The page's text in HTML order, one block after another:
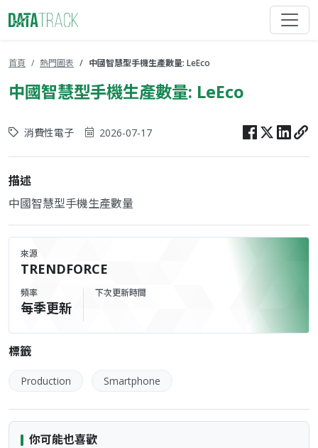
首頁 熱門圖表 中國智慧型手機生產數量: LeEco
中國智慧型手機生產數量: LeEco
消費性電子 2026-07-17
描述
中國智慧型手機生產數量
來源
TRENDFORCE
頻率
每季更新
下次更新時間
標籤
Production Smartphone
你可能也喜歡